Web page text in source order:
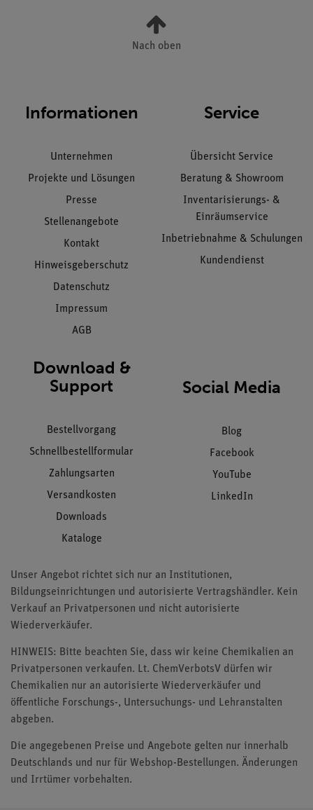
Nach oben
Informationen
Unternehmen
Projekte und Lösungen
Presse
Stellenangebote
Kontakt
Hinweisgeberschutz
Datenschutz
Impressum
AGB
Service
Übersicht Service
Beratung & Showroom
Inventarisierungs- &
Einräumservice
Inbetriebnahme & Schulungen
Kundendienst
Download &
Support
Bestellvorgang
Schnellbestellformular
Zahlungsarten
Versandkosten
Downloads
Kataloge
Social Media
Blog
Facebook
YouTube
LinkedIn
Unser Angebot richtet sich nur an Institutionen,
Bildungseinrichtungen und autorisierte Vertragshändler. Kein
Verkauf an Privatpersonen und nicht autorisierte
Wiederverkäufer.
HINWEIS: Bitte beachten Sie, dass wir keine Chemikalien an
Privatpersonen verkaufen. Lt. ChemVerbotsV dürfen wir
Chemikalien nur an autorisierte Wiederverkäufer und
öffentliche Forschungs-, Untersuchungs- und Lehranstalten
abgeben.
Die angegebenen Preise und Angebote gelten nur innerhalb
Deutschlands und nur für Webshop-Bestellungen. Änderungen
und Irrtümer vorbehalten.